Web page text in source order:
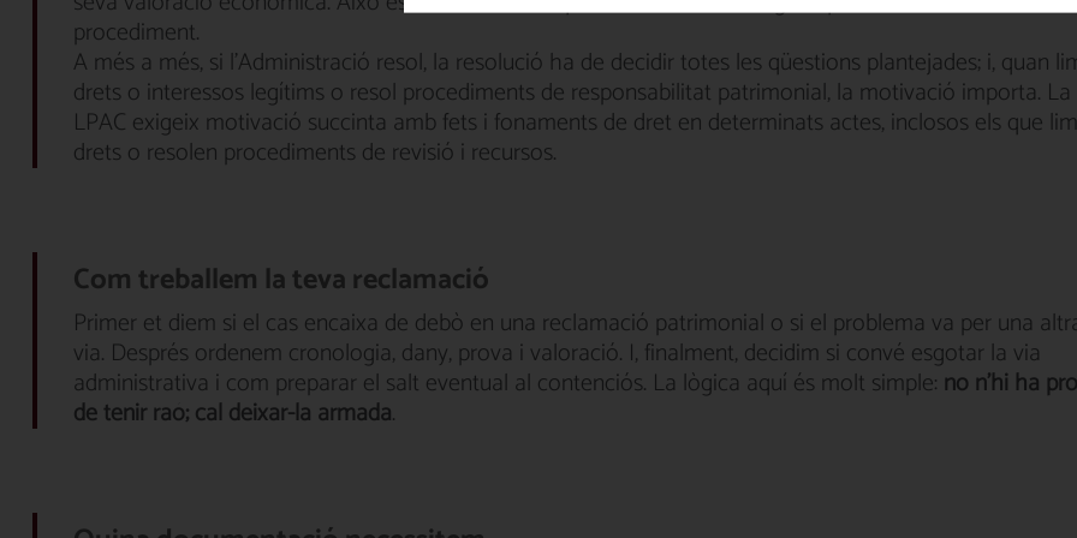
procediment.
A més a més, si l'Administració resol, la resolució ha de decidir totes les qüestions plantejades; i, quan
drets o interessos legítims o resol procediments de responsabilitat patrimonial, la motivació importa. La
LPAC exigeix ​​motivació succinta amb fets i fonaments de dret en determinats actes, inclosos els que
drets o resolen procediments de revisió i recursos.
Com treballem la teva reclamació
Primer et diem si el cas encaixa de debò en una reclamació patrimonial o si el problema va per una
via. Després ordenem cronologia, dany, prova i valoració. I, finalment, decidim si convé esgotar la via
administrativa i com preparar el salt eventual al contenciós. La lògica aquí és molt simple: no n'hi ha
de tenir raó; cal deixar-la armada.